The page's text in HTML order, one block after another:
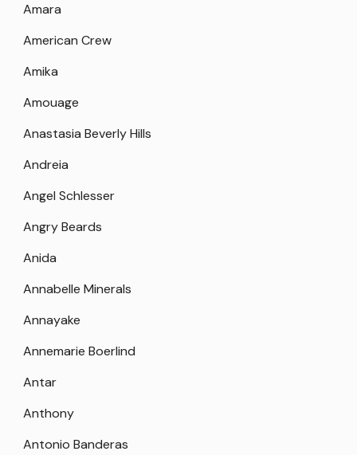
Amara
American Crew
Amika
Amouage
Anastasia Beverly Hills
Andreia
Angel Schlesser
Angry Beards
Anida
Annabelle Minerals
Annayake
Annemarie Boerlind
Antar
Anthony
Antonio Banderas